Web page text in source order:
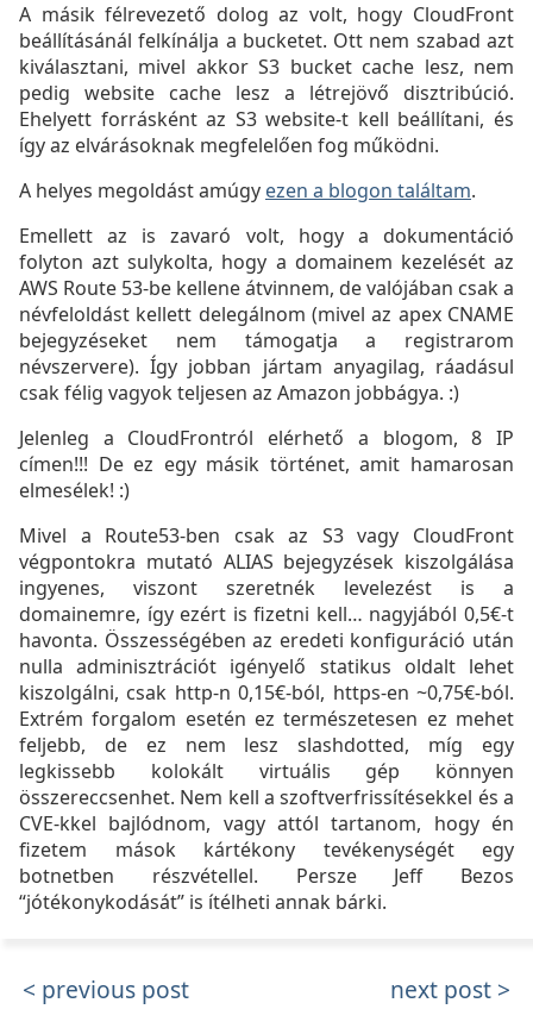
A másik félrevezető dolog az volt, hogy CloudFront
beállításánál felkínálja a bucketet. Ott nem szabad azt
kiválasztani, mivel akkor S3 bucket cache lesz, nem
pedig website cache lesz a létrejövő disztribúció.
Ehelyett forrásként az S3 website-t kell beállítani, és
így az elvárásoknak megfelelően fog működni.
A helyes megoldást amúgy ezen a blogon találtam.
Emellett az is zavaró volt, hogy a dokumentáció
folyton azt sulykolta, hogy a domainem kezelését az
AWS Route 53-be kellene átvinnem, de valójában csak a
névfeloldást kellett delegálnom (mivel az apex CNAME
bejegyzéseket nem támogatja a registrarom
névszervere). Így jobban jártam anyagilag, ráadásul
csak félig vagyok teljesen az Amazon jobbágya. :)
Jelenleg a CloudFrontról elérhető a blogom, 8 IP
címen!!! De ez egy másik történet, amit hamarosan
elmesélek! :)
Mivel a Route53-ben csak az S3 vagy CloudFront
végpontokra mutató ALIAS bejegyzések kiszolgálása
ingyenes, viszont szeretnék levelezést is a
domainemre, így ezért is fizetni kell… nagyjából 0,5€-t
havonta. Összességében az eredeti konfiguráció után
nulla adminisztrációt igényelő statikus oldalt lehet
kiszolgálni, csak http-n 0,15€-ból, https-en ~0,75€-ból.
Extrém forgalom esetén ez természetesen ez mehet
feljebb, de ez nem lesz slashdotted, míg egy
legkissebb kolokált virtuális gép könnyen
összereccsenhet. Nem kell a szoftverfrissítésekkel és a
CVE-kkel bajlódnom, vagy attól tartanom, hogy én
fizetem mások kártékony tevékenységét egy
botnetben részvétellel. Persze Jeff Bezos
“jótékonykodását” is ítélheti annak bárki.
previous post next post